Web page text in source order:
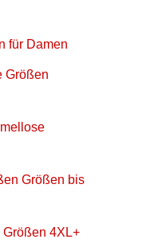
für Damen
Größen
Größen bis
4XL+